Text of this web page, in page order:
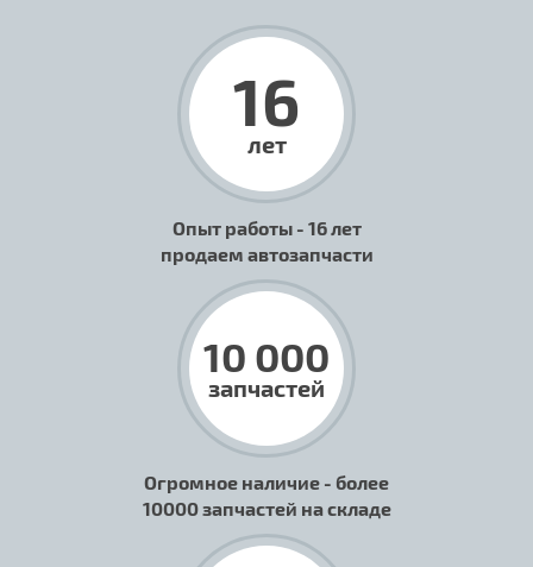
16
лет
Опыт работы - 16 лет
продаем автозапчасти
10 000
запчастей
Огромное наличие - более
10000 запчастей на складе